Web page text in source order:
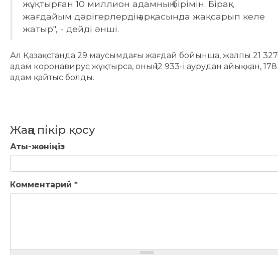
жұқтырған 10 миллион адамның бірімін. Бірақ
жағдайым дәрігерлердің арқасында жақсарып келе
жатыр", - дейді әнші.
Ал Қазақстанда 29 маусымдағы жағдай бойынша, жалпы 21 327
адам коронавирус жұқтырса, оның 12 933-і аурудан айыққан, 178
адам қайтыс болды.
Жаңа пікір қосу
Аты-жөніңіз
Комментарий *